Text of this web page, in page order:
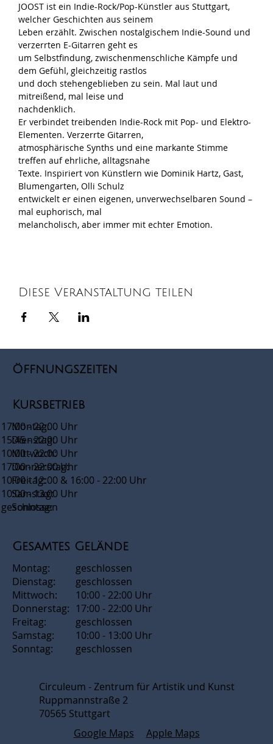
JOOST ist ein Indie-Rock/Pop-Künstler aus Stuttgart,
welcher Geschichten aus seinem
Leben erzählt. Zwischen nostalgischem Indie-Sound und
verzerrten E-Gitarren geht es
um Selbstfindung, zwischenmenschliche Kämpfe und
dem Gefühl, gleichzeitig rastlos
und doch stehengeblieben zu sein. Mal laut und
mitreißend, mal leise und
nachdenklich.
Er verbindet treibenden Indie-Rock mit Pop- und Elektro-
Elementen. Verzerrte Gitarren,
atmosphärische Synths und eine markante Stimme
treffen auf ehrliche, alltagsnahe
Texte. Inspiriert von Künstlern wie Dominik Hartz, Gast,
Blumengarten, Olli Schulz
entwickelt er einen eigenen, unverwechselbaren Sound –
mal euphorisch, mal
melancholisch, aber immer mit echter Emotion.
Diese Veranstaltung teilen
Öffnungszeiten
Montag:
Dienstag:
Mittwoch:
Donnerstag:
Freitag:
Samstag:
Sonntag:
Kursbetrieb
17:00 - 22:00 Uhr
15:45 - 22:00 Uhr
10:00 - 22:00 Uhr
17:00 - 22:00 Uhr
10:00 - 12:00 & 16:00 - 22:00 Uhr
10:00 - 13:00 Uhr
geschlossen
Gesamtes Gelände
geschlossen
geschlossen
10:00 - 22:00 Uhr
17:00 - 22:00 Uhr
geschlossen
10:00 - 13:00 Uhr
geschlossen
Montag:
Dienstag:
Mittwoch:
Donnerstag:
Freitag:
Samstag:
Sonntag:
Circuleum - Zentrum für Artistik und Kunst
Ruppmannstraße 2
70565 Stuttgart
Google Maps
Apple Maps